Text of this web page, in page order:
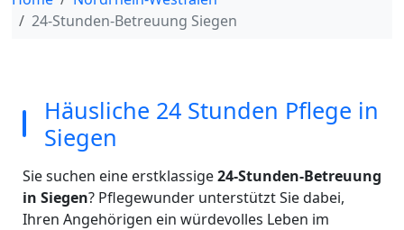
24-Stunden-Betreuung Siegen
Häusliche 24 Stunden Pflege in
Siegen
Sie suchen eine erstklassige24-Stunden-Betreuung
in Siegen? Pflegewunder unterstützt Sie dabei,
Ihren Angehörigen ein würdevolles Leben im